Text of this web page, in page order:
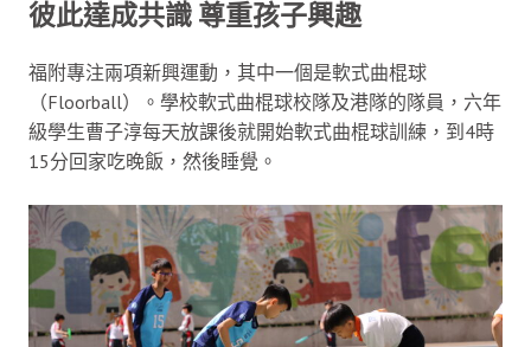
彼此達成共識 尊重孩子興趣
福附專注兩項新興運動，其中一個是軟式曲棍球
（Floorball）。學校軟式曲棍球校隊及港隊的隊員，六年
級學生曹子淳每天放課後就開始軟式曲棍球訓練，到4時
15分回家吃晚飯，然後睡覺。